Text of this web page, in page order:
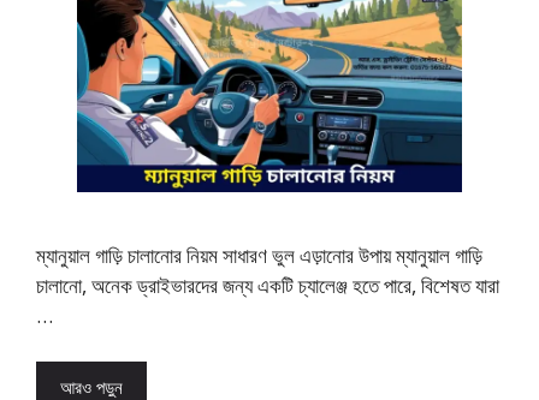
ম্যানুয়াল গাড়ি চালানোর নিয়ম সাধারণ ভুল এড়ানোর উপায় ম্যানুয়াল গাড়ি
চালানো, অনেক ড্রাইভারদের জন্য একটি চ্যালেঞ্জ হতে পারে, বিশেষত যারা
…
আরও পড়ুন